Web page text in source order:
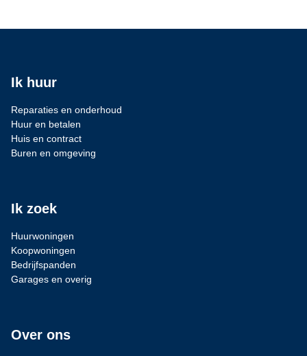
Ik huur
Reparaties en onderhoud
Huur en betalen
Huis en contract
Buren en omgeving
Ik zoek
Huurwoningen
Koopwoningen
Bedrijfspanden
Garages en overig
Over ons